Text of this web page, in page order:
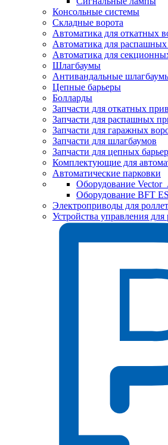
Консольные системы
Складные ворота
Автоматика для откатных
Автоматика для распашных
Автоматика для
Шлагбаумы
Антивандальные
Цепные барьеры
Болларды
Запчасти для откатных
Запчасти для распашных
Запчасти для гаражных
Запчасти для шлагбаумов
Запчасти для цепных
Комплектующие для
Автоматические парковки
Оборудование
Оборудование BFT
Электроприводы для роллет
Устройства управления для